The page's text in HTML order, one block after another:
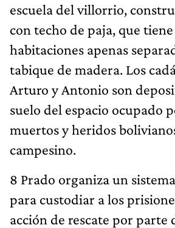
escuela del villorrio,
con techo de paja, que
habitaciones apenas
tabique de madera. Los
Arturo y Antonio son
suelo del espacio ocupado
muertos y heridos
campesino.
8 Prado organiza un
para custodiar a los
acción de rescate por parte